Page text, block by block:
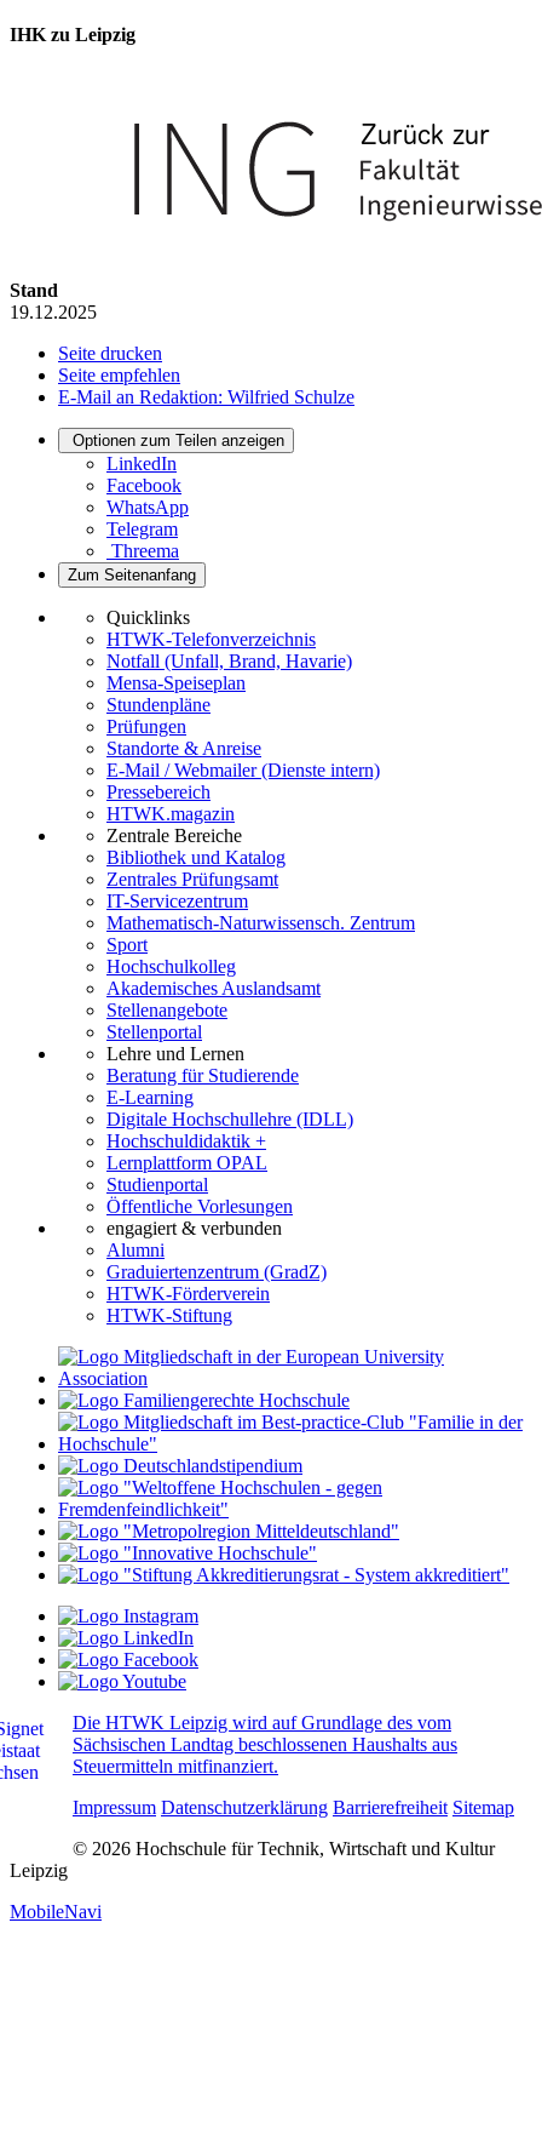
IHK zu Leipzig
Stand
19.12.2025
Seite drucken
Seite empfehlen
E-Mail an Redaktion: Wilfried Schulze
Optionen zum Teilen anzeigen
LinkedIn
Facebook
WhatsApp
Telegram
Threema
Zum Seitenanfang
Quicklinks
HTWK-Telefonverzeichnis
Notfall (Unfall, Brand, Havarie)
Mensa-Speiseplan
Stundenpläne
Prüfungen
Standorte & Anreise
E-Mail / Webmailer (Dienste intern)
Pressebereich
HTWK.magazin
Zentrale Bereiche
Bibliothek und Katalog
Zentrales Prüfungsamt
IT-Servicezentrum
Mathematisch-Naturwissensch. Zentrum
Sport
Hochschulkolleg
Akademisches Auslandsamt
Stellenangebote
Stellenportal
Lehre und Lernen
Beratung für Studierende
E-Learning
Digitale Hochschullehre (IDLL)
Hochschuldidaktik +
Lernplattform OPAL
Studienportal
Öffentliche Vorlesungen
engagiert & verbunden
Alumni
Graduiertenzentrum (GradZ)
HTWK-Förderverein
HTWK-Stiftung
Die HTWK Leipzig wird auf Grundlage des vom
Sächsischen Landtag beschlossenen Haushalts aus
Steuermitteln mitfinanziert.
Impressum Datenschutzerklärung Barrierefreiheit Sitemap
© 2026 Hochschule für Technik, Wirtschaft und Kultur
Leipzig
MobileNavi